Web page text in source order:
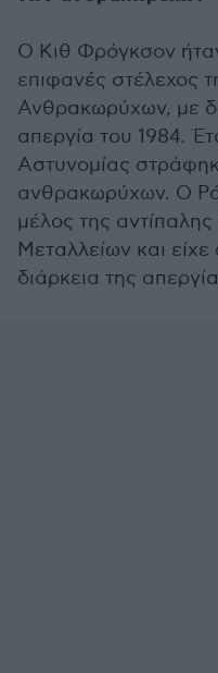
Ο Κιθ Φρόγκσον
επιφανές στέλεχος
Ανθρακωρύχων, με
απεργία του 1984.
Αστυνομίας
ανθρακωρύχων. Ο
μέλος της
Μεταλλείων και
διάρκεια της